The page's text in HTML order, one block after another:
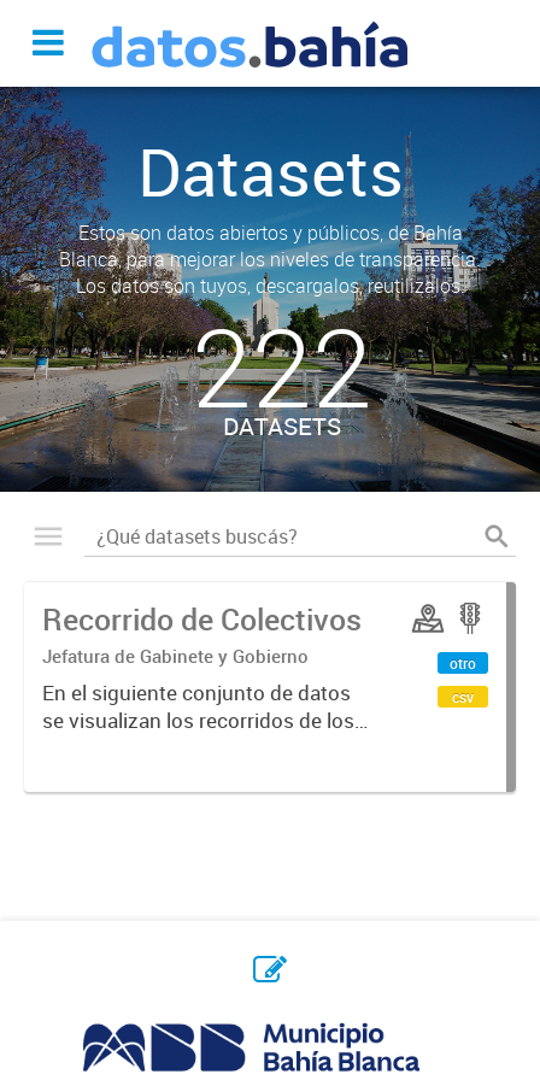
Datasets
Estos son datos abiertos y públicos, de Bahía
Blanca, para mejorar los niveles de transparencia.
Los datos son tuyos, descargalos, reutilizalos.
222
DATASETS
Recorrido de Colectivos
Jefatura de Gabinete y Gobierno
En el siguiente conjunto de datos
se visualizan los recorridos de los
otro
csv